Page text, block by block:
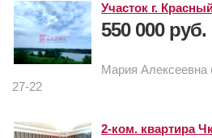
Участок г.
550 000 руб.
Мария Алексеевна
27-22
2-ком. квартира